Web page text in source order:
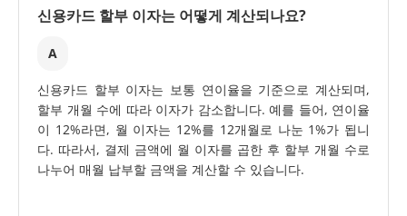
신용카드 할부 이자는 어떻게 계산되나요?
A
신용카드 할부 이자는 보통 연이율을 기준으로 계산되며,
할부 개월 수에 따라 이자가 감소합니다. 예를 들어, 연이율
이 12%라면, 월 이자는 12%를 12개월로 나눈 1%가 됩니
다. 따라서, 결제 금액에 월 이자를 곱한 후 할부 개월 수로
나누어 매월 납부할 금액을 계산할 수 있습니다.